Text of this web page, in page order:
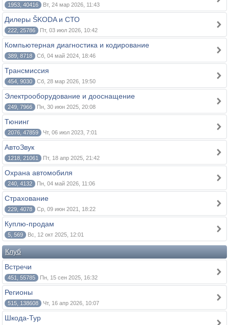
1953, 40416 Вт, 24 мар 2026, 11:43
Дилеры ŠKODA и СТО
222, 25786 Пт, 03 июл 2026, 10:42
Компьютерная диагностика и кодирование
389, 8718 Сб, 04 май 2024, 18:46
Трансмиссия
454, 9030 Сб, 28 мар 2026, 19:50
Электрооборудование и дооснащение
249, 7966 Пн, 30 июн 2025, 20:08
Тюнинг
2076, 47859 Чт, 06 июл 2023, 7:01
АвтоЗвук
1218, 21061 Пт, 18 апр 2025, 21:42
Охрана автомобиля
240, 4132 Пн, 04 май 2026, 11:06
Страхование
229, 4078 Ср, 09 июн 2021, 18:22
Куплю-продам
5, 569 Вс, 12 окт 2025, 12:01
Клуб
Встречи
451, 55785 Пн, 15 сен 2025, 16:32
Регионы
515, 138608 Чт, 16 апр 2026, 10:07
Шкода-Тур